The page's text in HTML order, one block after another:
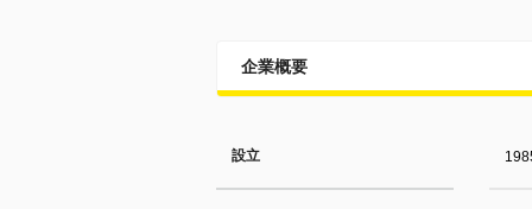
企業概要
設立